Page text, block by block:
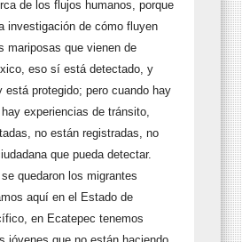
de los flujos humanos, porque
investigación de cómo fluyen
mariposas que vienen de
eso sí está detectado, y
está protegido; pero cuando hay
experiencias de tránsito,
no están registradas, no
que pueda detectar.
quedaron los migrantes
aquí en el Estado de
en Ecatepec tenemos
jóvenes que no están haciendo